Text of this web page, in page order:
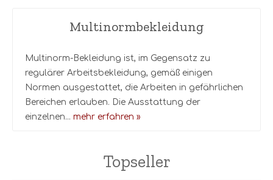
Multinormbekleidung
Multinorm-Bekleidung ist, im Gegensatz zu
regulärer Arbeitsbekleidung, gemäß einigen
Normen ausgestattet, die Arbeiten in gefährlichen
Bereichen erlauben. Die Ausstattung der
einzelnen... mehr erfahren »
Topseller